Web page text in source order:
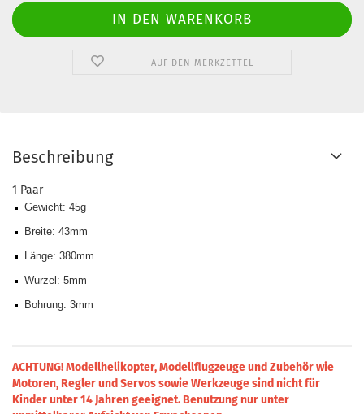
AUF DEN MERKZETTEL
Beschreibung
1 Paar
Gewicht: 45g
Breite: 43mm
Länge: 380mm
Wurzel : 5mm
Bohrung: 3mm
ACHTUNG! Modellhelikopter, Modellflugzeuge und Zubehör wie
Motoren, Regler und Servos sowie Werkzeuge sind nicht für
Kinder unter 14 Jahren geeignet. Benutzung nur unter